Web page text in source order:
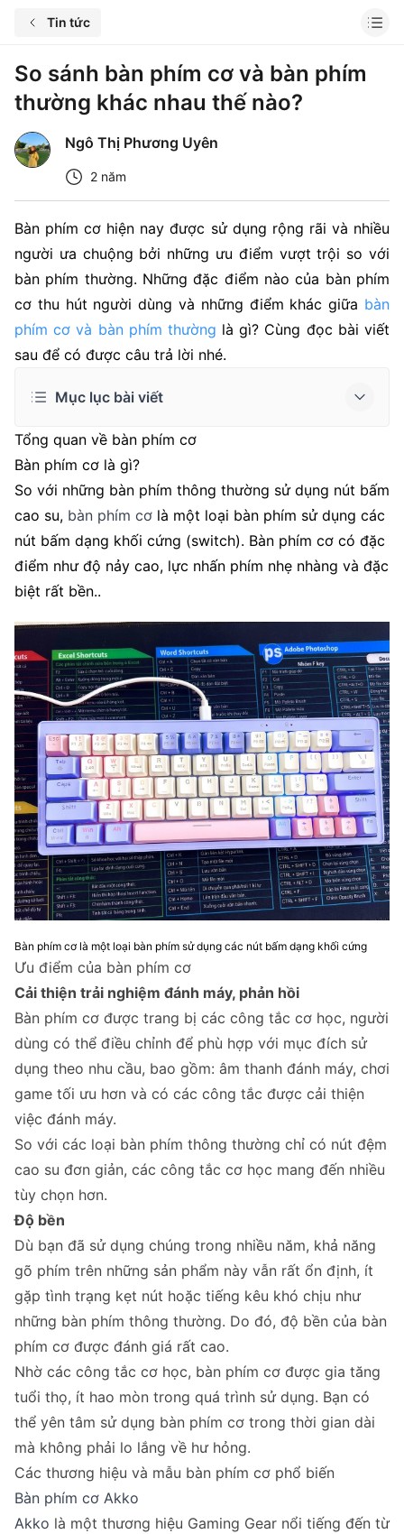
Tin tức
So sánh bàn phím cơ và bàn phím
thường khác nhau thế nào?
Ngô Thị Phương Uyên
2 năm
Bàn phím cơ hiện nay được sử dụng rộng rãi và nhiều
người ưa chuộng bởi những ưu điểm vượt trội so với
bàn phím thường. Những đặc điểm nào của bàn phím
cơ thu hút người dùng và những điểm khác giữa bàn
phím cơ và bàn phím thường là gì? Cùng đọc bài viết
sau để có được câu trả lời nhé.
Mục lục bài viết
Tổng quan về bàn phím cơ
Bàn phím cơ là gì?
So với những bàn phím thông thường sử dụng nút bấm
cao su, bàn phím cơ là một loại bàn phím sử dụng các
nút bấm dạng khối cứng (switch). Bàn phím cơ có đặc
điểm như độ nảy cao, lực nhấn phím nhẹ nhàng và đặc
biệt rất bền..
Bàn phím cơ là một loại bàn phím sử dụng các nút bấm dạng khối cứng
Ưu điểm của bàn phím cơ
Cải thiện trải nghiệm đánh máy, phản hồi
Bàn phím cơ được trang bị các công tắc cơ học, người
dùng có thể điều chỉnh để phù hợp với mục đích sử
dụng theo nhu cầu, bao gồm: âm thanh đánh máy, chơi
game tối ưu hơn và có các công tắc được cải thiện
việc đánh máy.
So với các loại bàn phím thông thường chỉ có nút đệm
cao su đơn giản, các công tắc cơ học mang đến nhiều
tùy chọn hơn.
Độ bền
Dù bạn đã sử dụng chúng trong nhiều năm, khả năng
gõ phím trên những sản phẩm này vẫn rất ổn định, ít
gặp tình trạng kẹt nút hoặc tiếng kêu khó chịu như
những bàn phím thông thường. Do đó, độ bền của bàn
phím cơ được đánh giá rất cao.
Nhờ các công tắc cơ học, bàn phím cơ được gia tăng
tuổi thọ, ít hao mòn trong quá trình sử dụng. Bạn có
thể yên tâm sử dụng bàn phím cơ trong thời gian dài
mà không phải lo lắng về hư hỏng.
Các thương hiệu và mẫu bàn phím cơ phổ biến
Bàn phím cơ Akko
Akko là một thương hiệu Gaming Gear nổi tiếng đến từ